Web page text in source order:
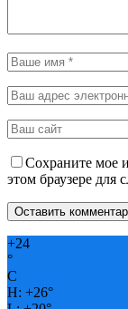
Сохраните мое
этом браузере для
+24
°
C
H: +26°